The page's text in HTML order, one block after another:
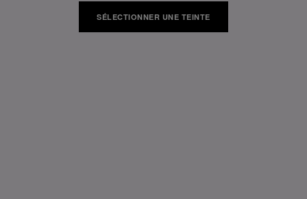
SÉLECTIONNER UNE TEINTE